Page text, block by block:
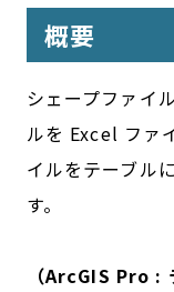
概要
シェープファイ
ルを Excel ファ
イルをテーブル
す。
（ArcGIS Pro :